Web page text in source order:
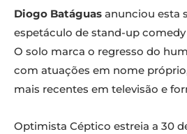
Diogo Batáguas anunciou esta
espetáculo de stand-up comedy
O solo marca o regresso do
com atuações em nome
mais recentes em televisão e
Optimista Céptico estreia a 30